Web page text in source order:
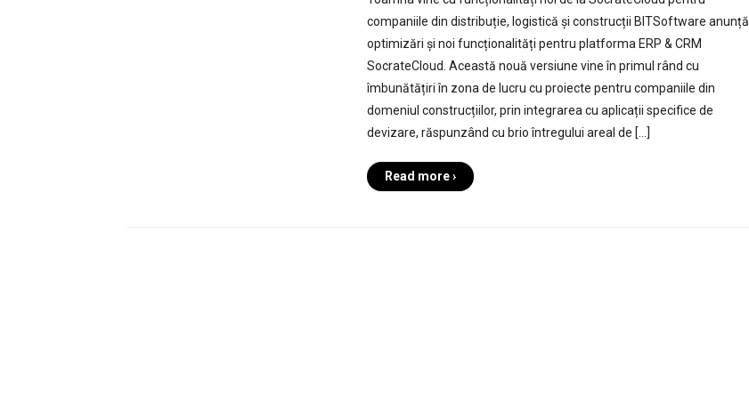
companiile din distribuție, logistică și construcții BITSoftware anunță
optimizări și noi funcționalități pentru platforma ERP & CRM
SocrateCloud. Această nouă versiune vine în primul rând cu
îmbunătățiri în zona de lucru cu proiecte pentru companiile din
domeniul construcțiilor, prin integrarea cu aplicații specifice de
devizare, răspunzând cu brio întregului areal de […]
Read more ›